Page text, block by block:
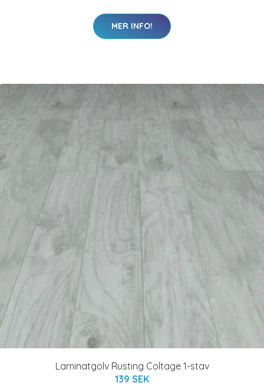
MER INFO!
Laminatgolv Rusting Coltage 1-stav
139 SEK